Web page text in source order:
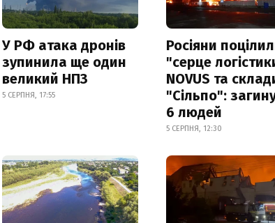
У РФ атака дронів
зупинила ще один
великий НПЗ
5 СЕРПНЯ, 17:55
Росіяни
"серце
NOVUS та
"Сільпо":
6 людей
5 СЕРПНЯ, 12:30